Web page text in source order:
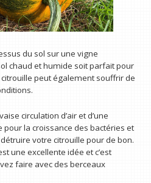
du sol sur une vigne
chaud et humide soit parfait pour
peut également souffrir de
circulation d’air et d’une
la croissance des bactéries et
votre citrouille pour de bon.
une excellente idée et c’est
faire avec des berceaux